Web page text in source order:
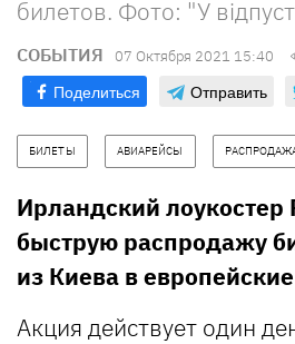
билетов. Фото: "У
СОБЫТИЯ 07 Октября 2021 15:40
Поделиться Отправить
БИЛЕТЫ АВИАРЕЙСЫ
Ирландский лоукостер
быструю распродажу
из Киева в
Акция действует один